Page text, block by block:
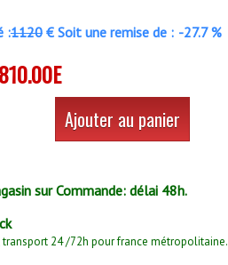
:1120€ Soit une remise de : -27.7 %
810.00E
Ajouter au panier
sur Commande: délai 48h.
24 /72h pour france métropolitaine.